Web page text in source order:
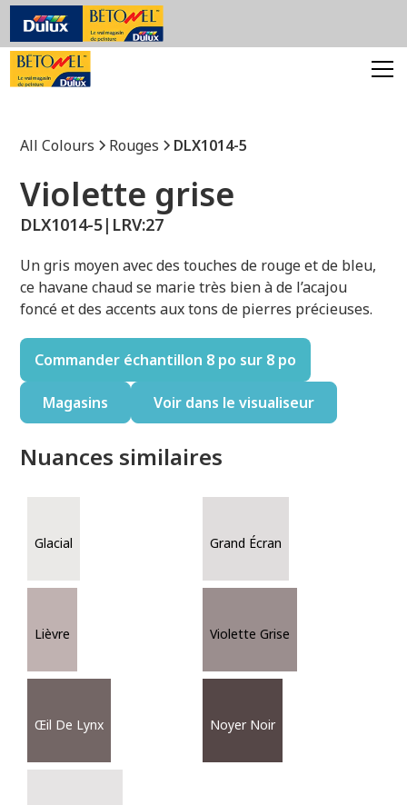
All Colours Rouges DLX1014-5
Violette grise
DLX1014-5| LRV:27
Un gris moyen avec des touches de rouge et de bleu,
ce havane chaud se marie très bien à de l’acajou
foncé et des accents aux tons de pierres précieuses.
Commander échantillon 8 po sur 8 po
Magasins Voir dans le visualiseur
Nuances similaires
Glacial Grand Écran
Lièvre Violette Grise
Œil De Lynx Noyer Noir